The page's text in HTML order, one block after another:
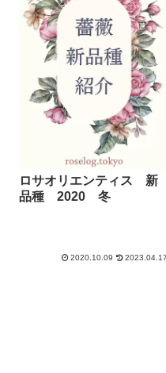
ロサオリエンティス 新
品種 2020 冬
2020.10.09 2023.04.17